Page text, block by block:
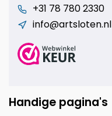
+31 78 780 2330
info@artsloten.nl
Handige pagina's